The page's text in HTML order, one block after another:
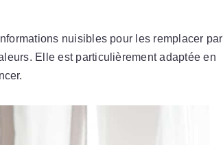
nuisibles pour les remplacer par
Elle est particulièrement adaptée en